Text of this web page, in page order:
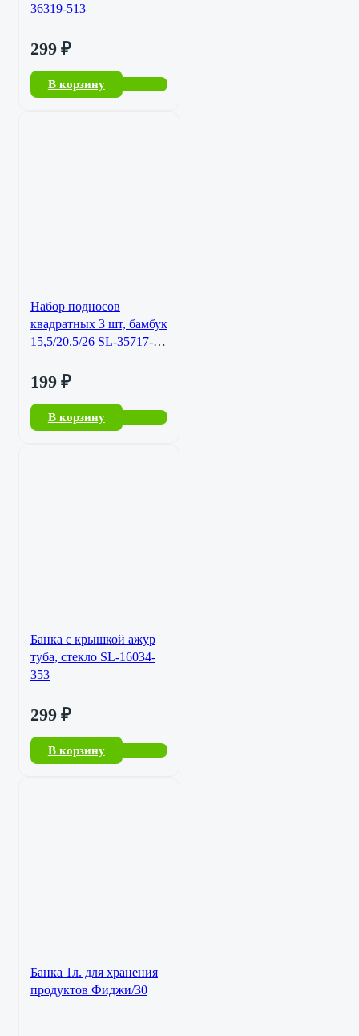
36319-513
299 ₽
В корзину
Набор подносов
квадратных 3 шт, бамбук
15,5/20.5/26 SL-35717-
199 ₽
В корзину
Банка с крышкой ажур
туба, стекло SL-16034-
353
299 ₽
В корзину
Банка 1л. для хранения
продуктов Фиджи/30